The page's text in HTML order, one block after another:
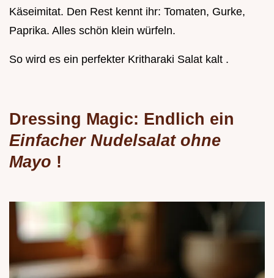
Käseimitat. Den Rest kennt ihr: Tomaten, Gurke,
Paprika. Alles schön klein würfeln.
So wird es ein perfekter Kritharaki Salat kalt .
Dressing Magic: Endlich ein
Einfacher Nudelsalat ohne
Mayo !